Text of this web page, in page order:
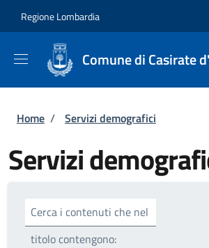
Regione Lombardia
Comune di Casirate
Briciole di pane
Home / Servizi demografici
Servizi
Cerca i contenuti che nel
titolo contengono: